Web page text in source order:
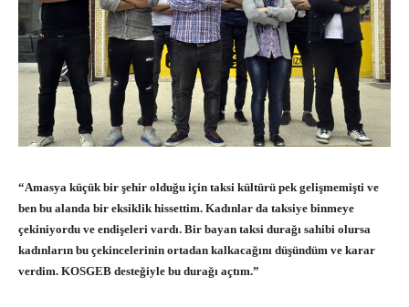
“Amasya küçük bir şehir olduğu için taksi kültürü pek gelişmemişti ve
ben bu alanda bir eksiklik hissettim. Kadınlar da taksiye binmeye
çekiniyordu ve endişeleri vardı. Bir bayan taksi durağı sahibi olursa
kadınların bu çekincelerinin ortadan kalkacağını düşündüm ve karar
verdim. KOSGEB desteğiyle bu durağı açtım.”